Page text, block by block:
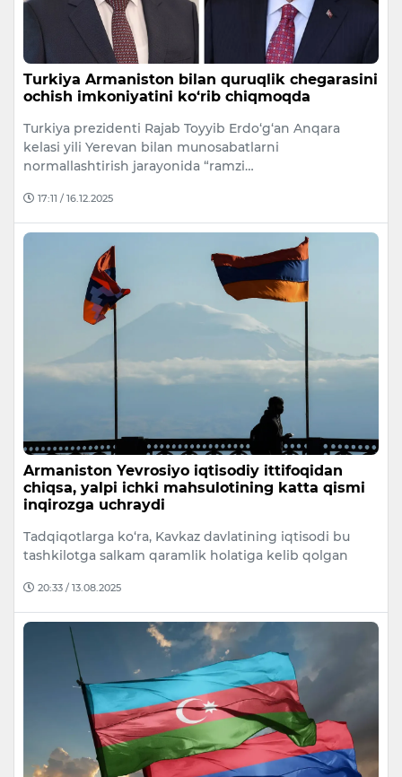
Turkiya Armaniston bilan quruqlik chegarasini
ochish imkoniyatini ko‘rib chiqmoqda
Turkiya prezidenti Rajab Toyyib Erdo‘g‘an Anqara
kelasi yili Yerevan bilan munosabatlarni
normallashtirish jarayonida “ramzi…
17:11 / 16.12.2025
Armaniston Yevrosiyo iqtisodiy ittifoqidan
chiqsa, yalpi ichki mahsulotining katta qismi
inqirozga uchraydi
Tadqiqotlarga ko‘ra, Kavkaz davlatining iqtisodi bu
tashkilotga salkam qaramlik holatiga kelib qolgan
20:33 / 13.08.2025